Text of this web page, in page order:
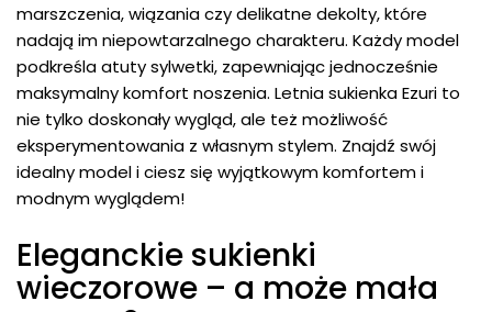
marszczenia, wiązania czy delikatne dekolty, które
nadają im niepowtarzalnego charakteru. Każdy model
podkreśla atuty sylwetki, zapewniając jednocześnie
maksymalny komfort noszenia. Letnia sukienka Ezuri to
nie tylko doskonały wygląd, ale też możliwość
eksperymentowania z własnym stylem. Znajdź swój
idealny model i ciesz się wyjątkowym komfortem i
modnym wyglądem!
Eleganckie sukienki
wieczorowe – a może mała